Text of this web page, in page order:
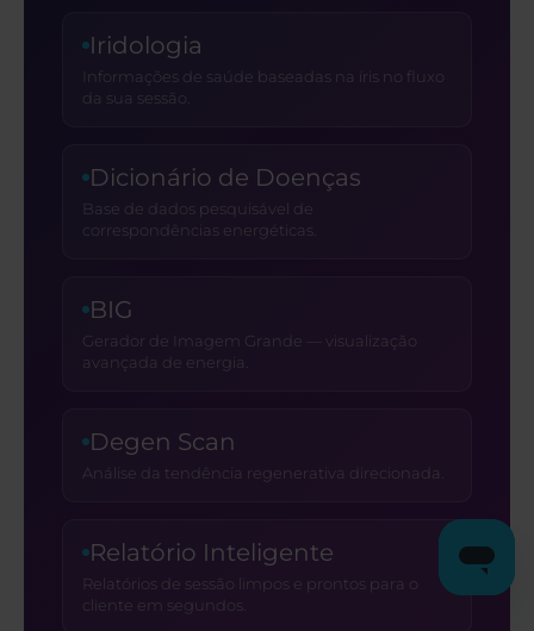
Iridologia
Informações de saúde baseadas na íris no fluxo
da sua sessão.
Dicionário de Doenças
Base de dados pesquisável de
correspondências energéticas.
BIG
Gerador de Imagem Grande — visualização
avançada de energia.
Degen Scan
Análise da tendência regenerativa direcionada.
Relatório Inteligente
Relatórios de sessão limpos e prontos para o
cliente em segundos.